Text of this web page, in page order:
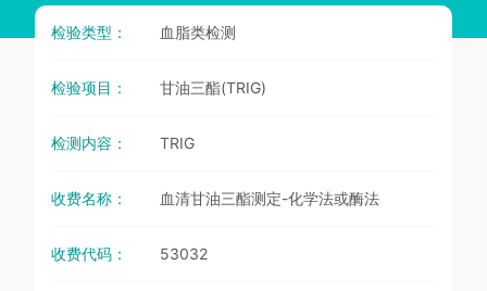
检验类型： 血脂类检测
检验项目： 甘油三酯(TRIG)
检测内容： TRIG
收费名称： 血清甘油三酯测定-化学法或酶法
收费代码： 53032